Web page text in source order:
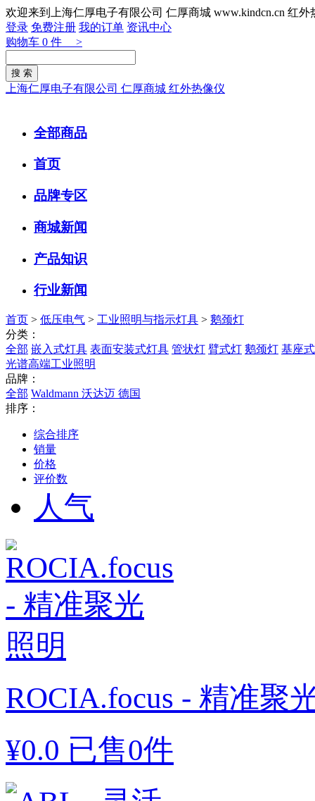
欢迎来到上海仁厚电子有限公司 仁厚商城 www.kindcn.cn 红
登录 免费注册 我的订单 资讯中心
购物车 0 件 >
上海仁厚电子有限公司 仁厚商城 红外热像仪
全部商品
首页
品牌专区
商城新闻
产品知识
行业新闻
首页 > 低压电气 > 工业照明与指示灯具 > 鹅颈灯
分类：
全部 嵌入式灯具 表面安装式灯具 管状灯 臂式灯 鹅颈灯 基座
光谱高端工业照明
品牌：
全部 Waldmann 沃达迈 德国
排序：
综合排序
销量
价格
评价数
人气
ROCIA.focus - 精准聚
¥0.0 已售0件